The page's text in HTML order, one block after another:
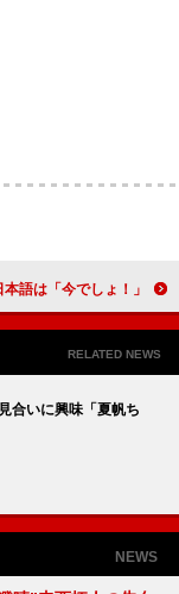
ットＱＢＳが誕生 ソヨン、最近覚えた日本語は「今でしょ！」
RELATED NEWS
合いに興味「夏帆ち
NEWS